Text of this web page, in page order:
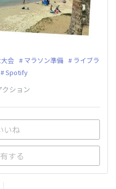
会 マラソン準備
ライブラ
Spotify
クション
いね
する